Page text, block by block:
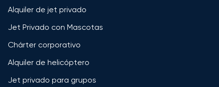
Alquiler de jet privado
Jet Privado con Mascotas
Chárter corporativo
Alquiler de helicóptero
Jet privado para grupos